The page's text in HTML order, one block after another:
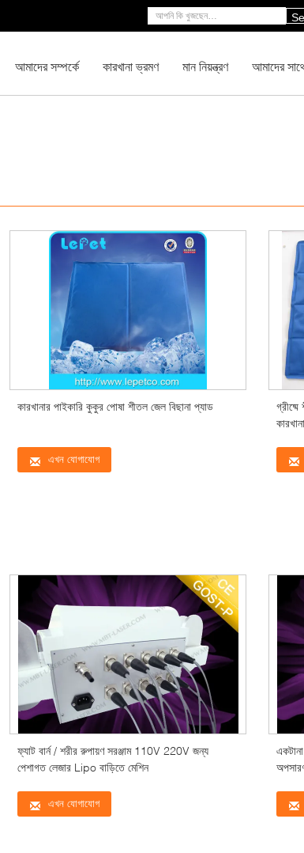
আমাদের সম্পর্কে কারখানা ভ্রমণ মান নিয়ন্ত্রণ আমাদের
কারখানার পাইকারি কুকুর পোষা শীতল জেল বিছানা প্যাড
এখন যোগাযোগ
কারখানা
ফ্যাট বার্ন / শরীর রুপায়ণ সরঞ্জাম 110V 220V জন্য
পেশাগত লেজার Lipo বাড়িতে মেশিন
এখন যোগাযোগ